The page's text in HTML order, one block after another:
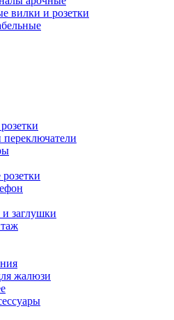
вилки и розетки
заглушки
жалюзи